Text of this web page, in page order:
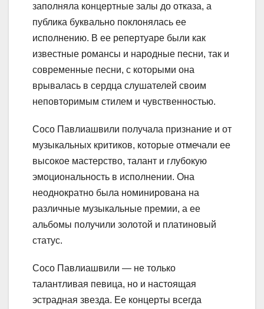
заполняла концертные залы до отказа, а
публика буквально поклонялась ее
исполнению. В ее репертуаре были как
известные романсы и народные песни, так и
современные песни, с которыми она
врывалась в сердца слушателей своим
неповторимым стилем и чувственностью.
Сосо Павлиашвили получала признание и от
музыкальных критиков, которые отмечали ее
высокое мастерство, талант и глубокую
эмоциональность в исполнении. Она
неоднократно была номинирована на
различные музыкальные премии, а ее
альбомы получили золотой и платиновый
статус.
Сосо Павлиашвили — не только
талантливая певица, но и настоящая
эстрадная звезда. Ее концерты всегда